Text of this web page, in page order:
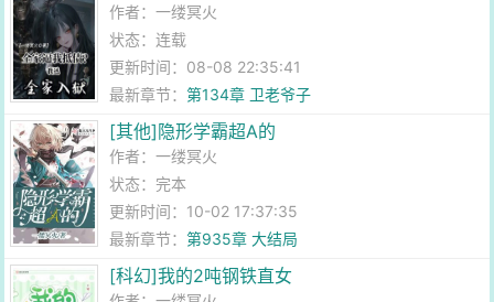
作者：一缕冥火
状态：连载
更新时间：08-08 22:35:41
最新章节：第134章 卫老爷子
[其他]隐形学霸超A的
作者：一缕冥火
状态：完本
更新时间：10-02 17:37:35
最新章节：第935章 大结局
[科幻]我的2吨钢铁直女